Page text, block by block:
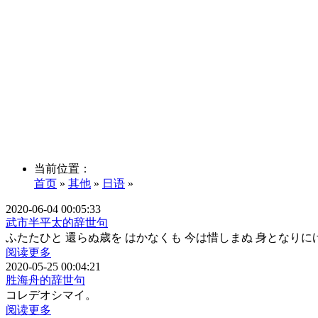
当前位置：
首页 » 其他 » 日语 »
2020-06-04 00:05:33
武市半平太的辞世句
ふたたひと 還らぬ歳を はかなくも 今は惜しまぬ 身となりに
阅读更多
2020-05-25 00:04:21
胜海舟的辞世句
コレデオシマイ。
阅读更多